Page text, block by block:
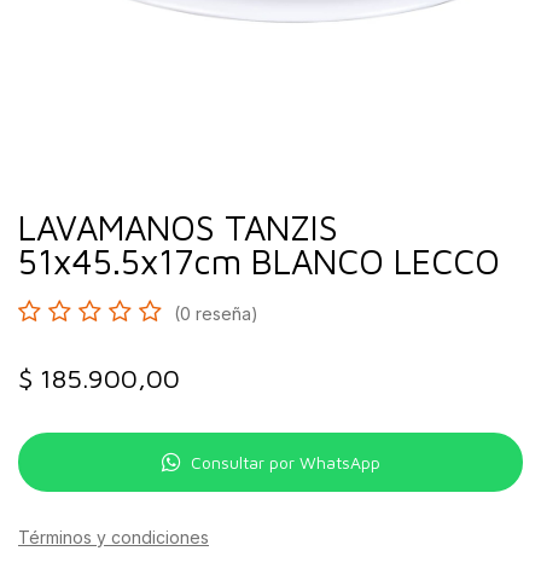
LAVAMANOS TANZIS
51x45.5x17cm BLANCO LECCO
(0 reseña)
$ 185.900,00
Consultar por WhatsApp
Términos y condiciones